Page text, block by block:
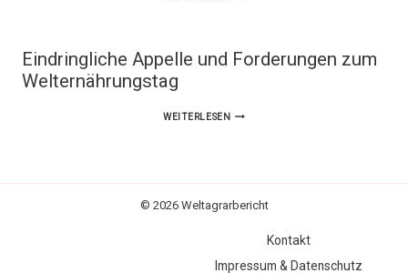
Eindringliche Appelle und Forderungen zum
Welternährungstag
WEITERLESENEINDRINGLICHE
WELTERNÄHRUNGSTAG
© 2026 Weltagrarbericht
Kontakt
Impressum & Datenschutz